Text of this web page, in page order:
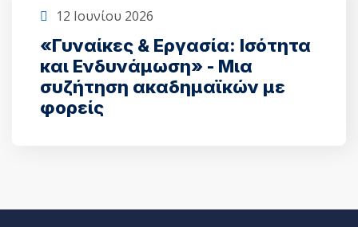
12 Ιουνίου 2026
«Γυναίκες & Εργασία: Ισότητα
και Ενδυνάμωση» - Μια
συζήτηση ακαδημαϊκών με
φορείς